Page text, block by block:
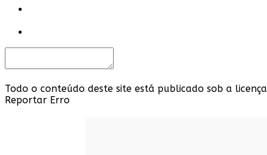
Todo o conteúdo deste site está publicado sob a licença
Reportar Erro